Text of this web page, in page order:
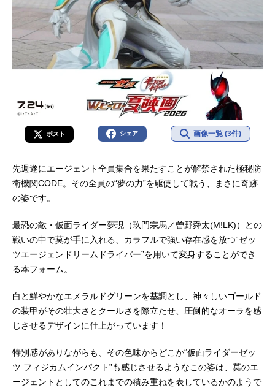
ポスト シェア 画像一覧 (3件)
先週遂にエージェント全員集合を果たすことが解禁された極秘防
衛機関CODE。その全員の“夢の力”を駆使して戦う、まさに奇跡
の姿です。
最恐の敵・仮面ライダー夢現（玖門宗馬／曽野舜太(M!LK)）との
戦いの中で莫が手に入れる、カラフルで強い存在感を放つ“ゼッ
ツエージェンドリームドライバー”を用いて変身することができ
る本フォーム。
白と鮮やかなエメラルドグリーンを基調とし、神々しいゴールド
の装甲がその壮大さとクールさを際立たせ、圧倒的なオーラを感
じさせるデザインに仕上がっています！
特別感がありながらも、その色味からどこか“仮面ライダーゼッ
ツ フィジカムインパクト”も感じさせるようなこの姿は、莫のエ
ージェントとしてのこれまでの積み重ねを表しているかのようで